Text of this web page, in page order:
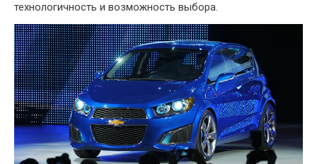
технологичность и возможность выбора.